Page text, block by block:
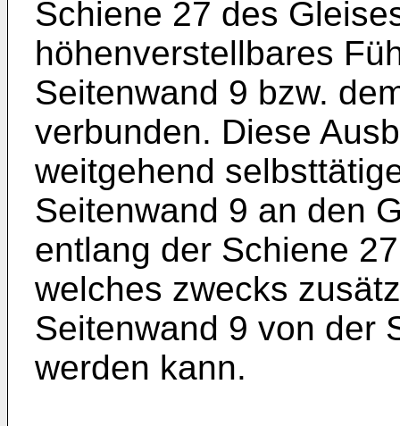
Schiene 27 des
höhenverstellbares
Seitenwand 9 bzw.
verbunden. Diese
weitgehend
Seitenwand 9 an den
entlang der Schiene
welches zwecks
Seitenwand 9 von der
werden kann.